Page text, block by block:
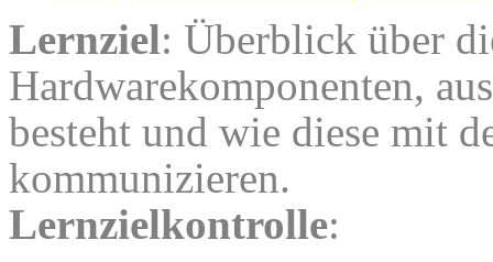
Lernziel: Überblick über
Hardwarekomponenten,
besteht und wie diese mit
kommunizieren.
Lernzielkontrolle: